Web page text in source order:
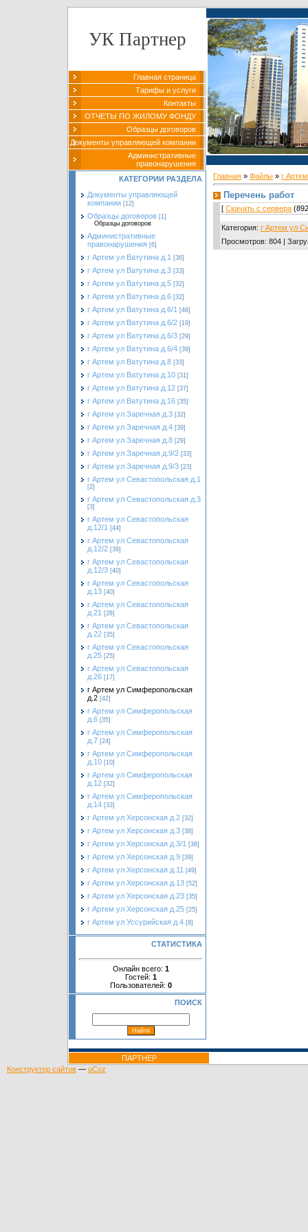
УК Партнер
Главная страница
Тарифы и услуги
Контакты
ОТЧЕТЫ ПО ЖИЛОМУ ФОНДУ
Образцы договоров
Документы управляющей компании
Административные
правонарушения
КАТЕГОРИИ РАЗДЕЛА
Документы управляющей
компании [12]
Образцы договоров [1]
Образцы договоров
Административные
правонарушения [6]
г Артем ул Ватутина д.1 [36]
г Артем ул Ватутина д.3 [33]
г Артем ул Ватутина д.5 [32]
г Артем ул Ватутина д.6 [32]
г Артем ул Ватутина д.6/1 [46]
г Артем ул Ватутина д.6/2 [19]
г Артем ул Ватутина д.6/3 [29]
г Артем ул Ватутина д.6/4 [39]
г Артем ул Ватутина д.8 [33]
г Артем ул Ватутина д.10 [31]
г Артем ул Ватутина д.12 [37]
г Артем ул Ватутина д.16 [35]
г Артем ул Заречная д.3 [32]
г Артем ул Заречная д.4 [39]
г Артем ул Заречная д.8 [29]
г Артем ул Заречная д.9/2 [33]
г Артем ул Заречная д.9/3 [23]
г Артем ул Севастопольская д.1
[2]
г Артем ул Севастопольская д.3
[3]
г Артем ул Севастопольская
д.12/1 [44]
г Артем ул Севастопольская
д.12/2 [39]
г Артем ул Севастопольская
д.12/3 [40]
г Артем ул Севастопольская
д.13 [40]
г Артем ул Севастопольская
д.21 [28]
г Артем ул Севастопольская
д.22 [35]
г Артем ул Севастопольская
д.25 [25]
г Артем ул Севастопольская
д.26 [17]
г Артем ул Симферопольская
д.2 [42]
г Артем ул Симферопольская
д.6 [35]
г Артем ул Симферопольская
д.7 [24]
г Артем ул Симферопольская
д.10 [10]
г Артем ул Симферопольская
д.12 [32]
г Артем ул Симферопольская
д.14 [33]
г Артем ул Херсонская д.2 [32]
г Артем ул Херсонская д.3 [38]
г Артем ул Херсонская д.3/1 [38]
г Артем ул Херсонская д.9 [39]
г Артем ул Херсонская д.11 [49]
г Артем ул Херсонская д.13 [52]
г Артем ул Херсонская д.23 [35]
г Артем ул Херсонская д.25 [25]
г Артем ул Уссурийская д.4 [8]
СТАТИСТИКА
Онлайн всего: 1
Гостей: 1
Пользователей: 0
ПОИСК
Главная » Файлы » г
Перечень работ
[ Скачать с сервера
Категория: г Артем ул
Просмотров: 804 |
ПАРТНЕР
Конструктор сайтов — uCoz